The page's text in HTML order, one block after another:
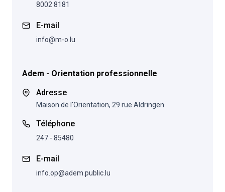
8002 8181
E-mail
info@m-o.lu
Adem - Orientation professionnelle
Adresse
Maison de l'Orientation, 29 rue Aldringen
Téléphone
247 - 85480
E-mail
info.op@adem.public.lu